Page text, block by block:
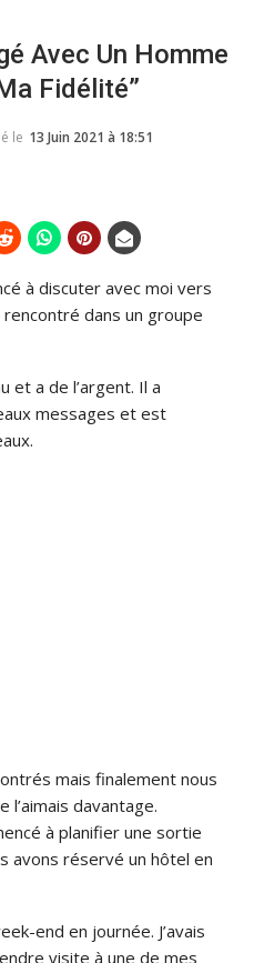
Avec Un Homme
Fidélité”
le 13 Juin 2021 à 18:51
à discuter avec moi vers
rencontré dans un groupe
et a de l’argent. Il a
messages et est
mais finalement nous
davantage.
à planifier une sortie
avons réservé un hôtel en
end en journée. J’avais
visite à une de mes